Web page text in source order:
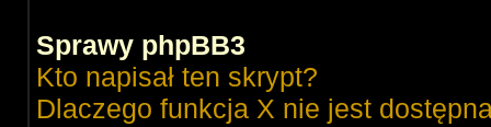
Sprawy phpBB3
Kto napisał ten skrypt?
Dlaczego funkcja X nie jest